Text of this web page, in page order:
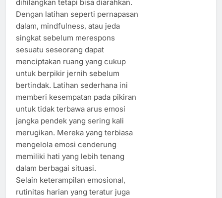
dihilangkan tetapi bisa diarahkan.
Dengan latihan seperti pernapasan
dalam, mindfulness, atau jeda
singkat sebelum merespons
sesuatu seseorang dapat
menciptakan ruang yang cukup
untuk berpikir jernih sebelum
bertindak. Latihan sederhana ini
memberi kesempatan pada pikiran
untuk tidak terbawa arus emosi
jangka pendek yang sering kali
merugikan. Mereka yang terbiasa
mengelola emosi cenderung
memiliki hati yang lebih tenang
dalam berbagai situasi.
Selain keterampilan emosional,
rutinitas harian yang teratur juga